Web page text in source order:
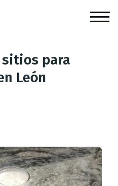
sitios para
León